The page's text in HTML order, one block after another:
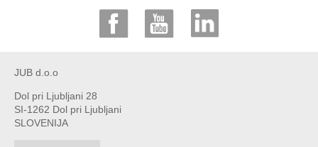
JUB d.o.o
Dol pri Ljubljani 28
SI-1262 Dol pri Ljubljani
SLOVENIJA